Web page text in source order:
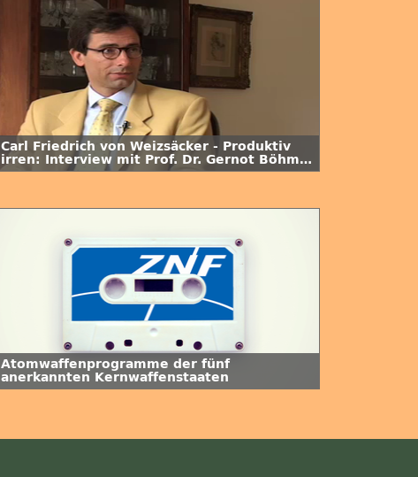
Carl Friedrich von Weizsäcker - Produktiv
irren: Interview mit Prof. Dr. Gernot Böhme
/ 1. Folge
Atomwaffenprogramme der fünf
anerkannten Kernwaffenstaaten